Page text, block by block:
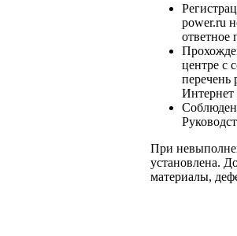
power.ru
ответное
центре с
перечень
Интернет
При
установлена.
материалы,